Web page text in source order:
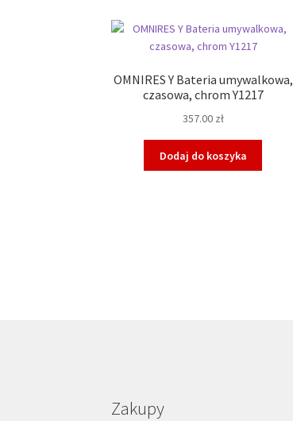
OMNIRES Y Bateria umywalkowa,
czasowa, chrom Y1217
357.00 zł
Dodaj do koszyka
Zakupy